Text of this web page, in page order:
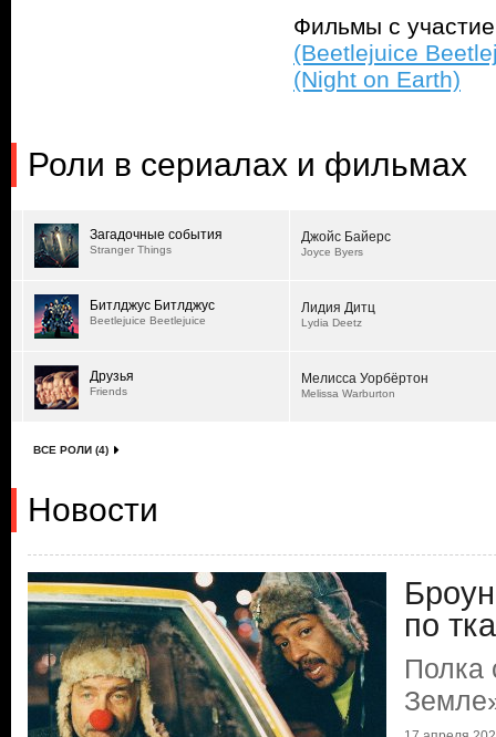
Фильмы с
(Beetlejuice
(Night on Earth)
Роли в сериалах и фильмах
Загадочные события
Stranger Things
Джойс Байерс
Joyce Byers
Битлджус Битлджус
Beetlejuice Beetlejuice
Лидия Дитц
Lydia Deetz
Друзья
Friends
Мелисса Уорбёртон
Melissa Warburton
ВСЕ РОЛИ (4)
Новости
по
Полка